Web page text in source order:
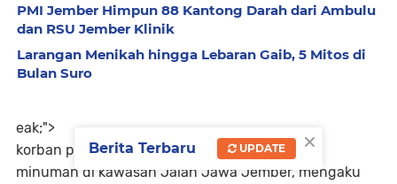
PMI Jember Himpun 88 Kantong Darah dari Ambulu
dan RSU Jember Klinik
Larangan Menikah hingga Lebaran Gaib, 5 Mitos di
Bulan Suro
eak;">
korban pencurian, Yusriya Putri, pemilik outlet
minuman di kawasan Jalan Jawa Jember, mengaku
×
Berita Terbaru UPDATE